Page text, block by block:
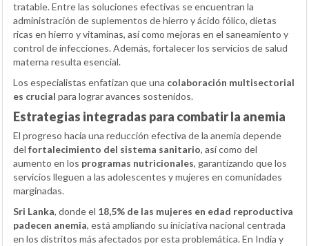
tratable. Entre las soluciones efectivas se encuentran la
administración de suplementos de hierro y ácido fólico, dietas
ricas en hierro y vitaminas, así como mejoras en el saneamiento y
control de infecciones. Además, fortalecer los servicios de salud
materna resulta esencial.
Los especialistas enfatizan que una colaboración multisectorial
es crucial para lograr avances sostenidos.
Estrategias integradas para combatir la anemia
El progreso hacia una reducción efectiva de la anemia depende
del fortalecimiento del sistema sanitario, así como del
aumento en los programas nutricionales, garantizando que los
servicios lleguen a las adolescentes y mujeres en comunidades
marginadas.
Sri Lanka, donde el 18,5% de las mujeres en edad reproductiva
padecen anemia, está ampliando su iniciativa nacional centrada
en los distritos más afectados por esta problemática. En India y